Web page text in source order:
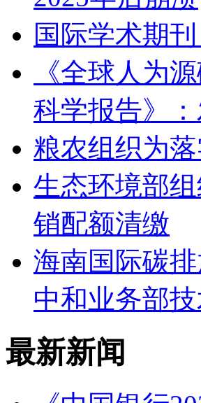
国际学术期
《全球人为
科学报告》
粮农组织为
生态环境部
销配额清缴
海南国际碳
中和业务部
最新新闻